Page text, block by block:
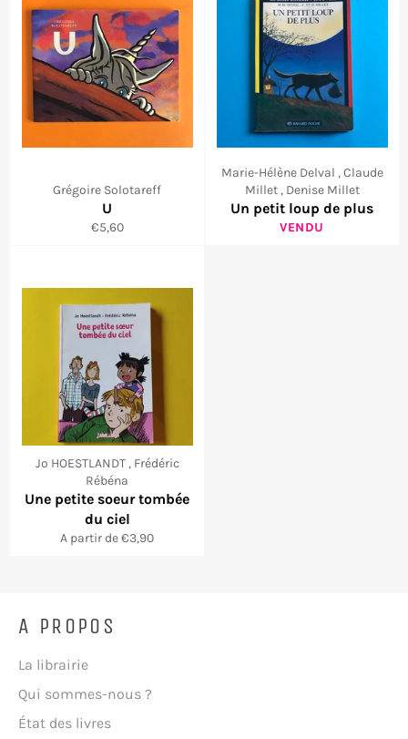
Grégoire Solotareff
U
Prix
€5,60
Marie-Hélène Delval , Claude
Millet , Denise Millet
Un petit loup de plus
VENDU
Jo HOESTLANDT , Frédéric
Rébéna
Une petite soeur tombée
du ciel
A partir de €3,90
A PROPOS
La librairie
Qui sommes-nous ?
État des livres